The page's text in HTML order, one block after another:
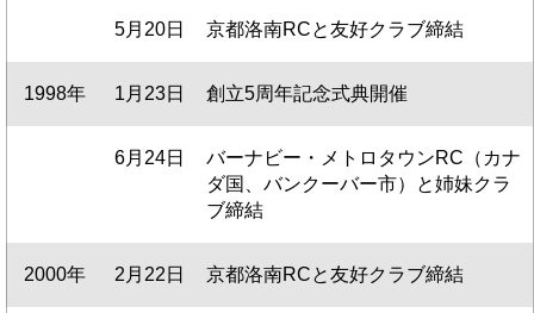
5月20日 京都洛南RCと友好クラブ締結
1998年 1月23日 創立5周年記念式典開催
6月24日
バーナビー・メトロタウンRC（カナ
ダ国、バンクーバー市）と姉妹クラ
ブ締結
2000年 2月22日 京都洛南RCと友好クラブ締結